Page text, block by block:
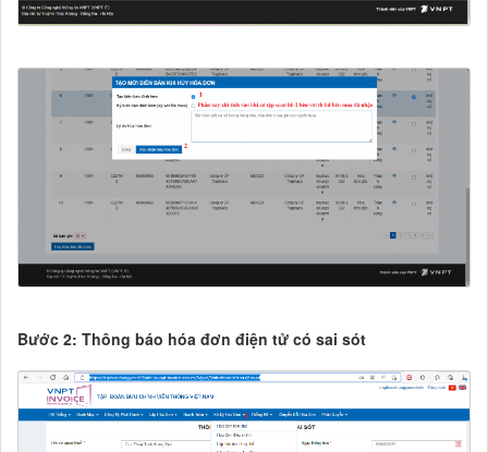
Bước 2: Thông báo hóa đơn điện tử có sai sót